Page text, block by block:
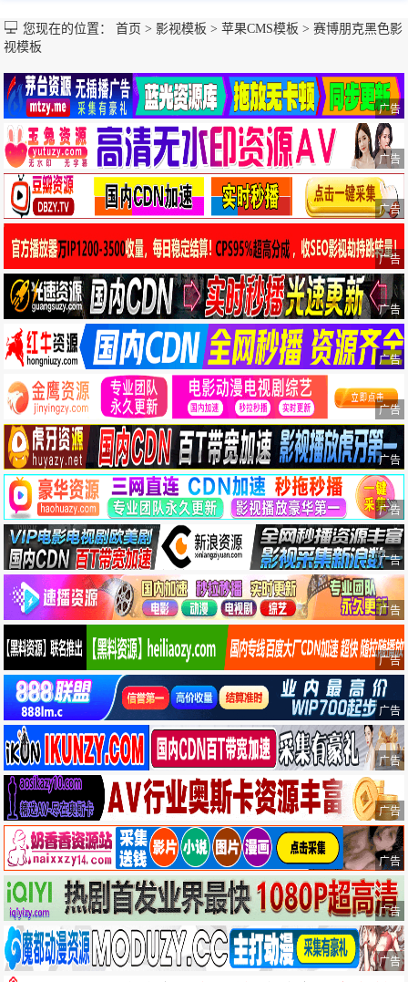
您现在的位置：首页 > 影视模板 >苹果CMS模板 >​赛博朋克黑色影
视模板
广告
广告
广告
广告
广告
广告
广告
广告
广告
广告
广告
广告
广告
广告
广告
广告
广告
广告